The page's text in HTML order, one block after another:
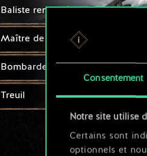
Consentement
Notre site utilise
Certains sont
optionnels et
Baliste renforcée
Maître de siège
Bombardement
Treuil